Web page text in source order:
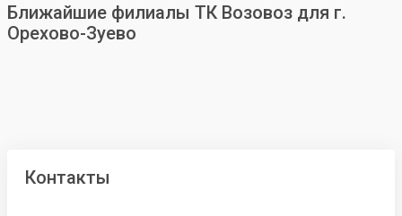
Ближайшие филиалы ТК Возовоз для г.
Орехово-Зуево
Контакты